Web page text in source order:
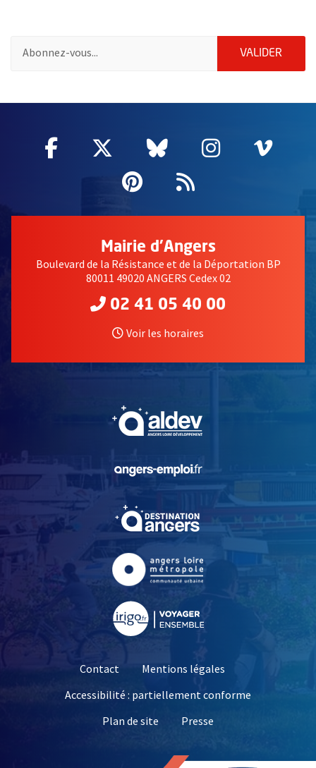
VALIDER
Facebook
, Ouvre une nouvelle fenêtre
Twitter
, Ouvre une nouvelle
Bluesky
, Ouvre une
Instagram
, Ouvre
,
Pinterest
, Ouvre une
Flux RSS
Mairie d'Angers
Boulevard de la Résistance et de la Déportation BP
80011 49020 ANGERS Cedex 02
02 41 05 40 00
Voir les horaires
, Ouvre une nouvelle
, Ouvre une nouvelle
Contact
Mentions légales
Accessibilité : partiellement conforme
Plan de site
Presse